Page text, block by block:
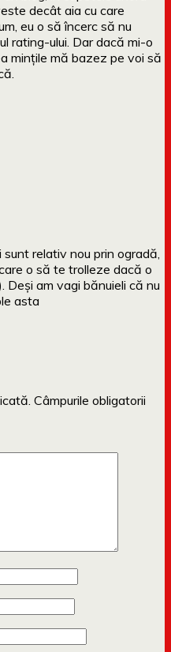
decât aia cu care
eu o să încerc să nu
rating-ului. Dar dacă mi-o
mințile mă bazez pe voi să
sunt relativ nou prin ogradă,
o să te trolleze dacă o
Deşi am vagi bănuieli că nu
asta
Câmpurile obligatorii